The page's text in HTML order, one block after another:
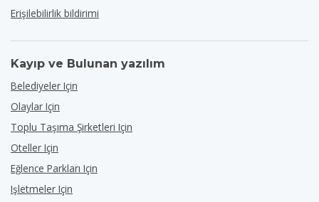
Erişilebilirlik bildirimi
Kayıp ve Bulunan yazılım
Belediyeler Için
Olaylar Için
Toplu Taşıma Şirketleri Için
Oteller Için
Eğlence Parkları Için
Işletmeler Için